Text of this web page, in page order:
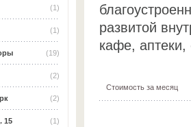
(1)
(1)
(19)
(2)
(2)
(1)
15
развитой
кафе,
Стоимость за месяц